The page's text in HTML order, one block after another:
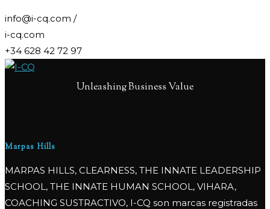
info@i-cq.com /
i-cq.com
+34 628 42 72 97
Unleashing Business Value
Marpas Hills
MARPAS HILLS, CLEARNESS, THE INNATE LEADERSHIP
SCHOOL, THE INNATE HUMAN SCHOOL, VIHARA,
COACHING SUSTRACTIVO, I-CQ son marcas registradas